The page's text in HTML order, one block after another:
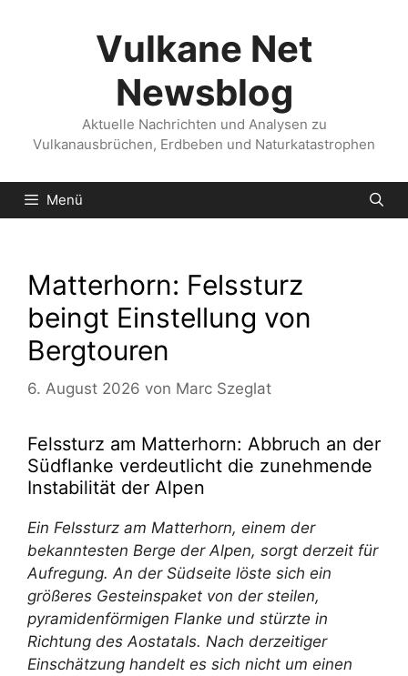
Vulkane Net
Newsblog
Aktuelle Nachrichten und Analysen zu
Vulkanausbrüchen, Erdbeben und Naturkatastrophen
Menü
Matterhorn: Felssturz
beingt Einstellung von
Bergtouren
6. August 2026 von Marc Szeglat
Felssturz am Matterhorn: Abbruch an der
Südflanke verdeutlicht die zunehmende
Instabilität der Alpen
Ein Felssturz am Matterhorn, einem der
bekanntesten Berge der Alpen, sorgt derzeit für
Aufregung. An der Südseite löste sich ein
größeres Gesteinspaket von der steilen,
pyramidenförmigen Flanke und stürzte in
Richtung des Aostatals. Nach derzeitiger
Einschätzung handelt es sich nicht um einen